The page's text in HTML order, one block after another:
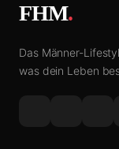
FHM.
Das Männer-
was dein Leben